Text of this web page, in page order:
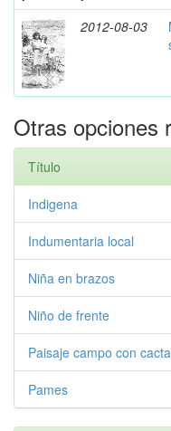
2012-08-03
Otras opciones
Título
Indigena
Indumentaria local
Niña en brazos
Niño de frente
Paisaje campo con
Pames